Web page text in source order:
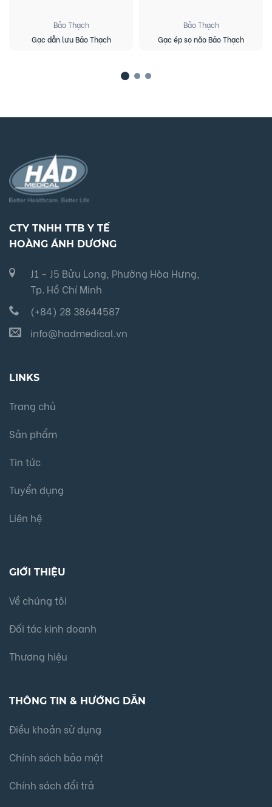
Bảo Thạch
Gạc dẫn lưu Bảo Thạch
Bảo Thạch
Gạc ép sọ não Bảo Thạch
CTY TNHH TTB Y TẾ
HOÀNG ÁNH DƯƠNG
J1 - J5 Bửu Long, Phường Hòa Hưng,
Tp. Hồ Chí Minh
(+84) 28 38644587
info@hadmedical.vn
LINKS
Trang chủ
Sản phẩm
Tin tức
Tuyển dụng
Liên hệ
GIỚI THIỆU
Về chúng tôi
Đối tác kinh doanh
Thương hiệu
THÔNG TIN & HƯỚNG DẪN
Điều khoản sử dụng
Chính sách bảo mật
Chính sách đổi trả